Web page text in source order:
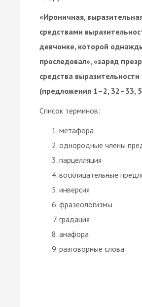
«Ироничная,
средствами
девчонке, которой
проследовал», «заряд
средства выразительности
(предложения 1–2, 32–33,
Список терминов:
метафора
однородные члены
парцелляция
восклицательные
инверсия
фразеологизмы
градация
анафора
разговорные слова